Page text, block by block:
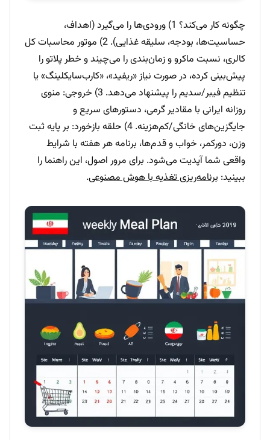
چگونه کار می‌کند؟ 1) ورودی‌ها را می‌گیرد (اهداف،
حساسیت‌ها، بودجه، سلیقه غذایی). 2) موتور محاسبات کل
کالری، نسبت ماکرو و زمان‌بندی را می‌چیند و خطر پلاتو را
پیش‌بینی کرده، در صورت نیاز «ریفید»، «کارب‌سایکلینگ» یا
تنظیم فیبر/سدیم را پیشنهاد می‌دهد. 3) خروجی: منوی
روزانه ایرانی با مقادیر گرمی، دستورهای سریع و
جایگزین‌های خانگی/کم‌هزینه. 4) حلقه بازخورد: بر پایه ثبت
وزن، دورکمر، خواب و قدم‌ها، برنامه هر هفته با شرایط
واقعی شما آپدیت می‌شود. برای مرور اصول، این راهنما را
ببینید: برنامه‌ریزی تغذیه با هوش مصنوعی.